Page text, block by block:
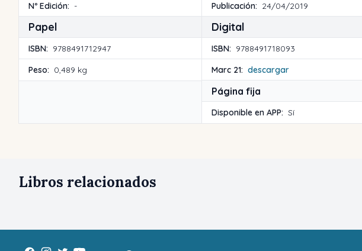
Nº Edición: - Publicación: 24/04/2019
Papel
ISBN: 9788491712947
Peso: 0,489 kg
Digital
ISBN: 9788491718093
Marc 21: descargar
Página fija
Disponible en APP: Sí
Libros relacionados